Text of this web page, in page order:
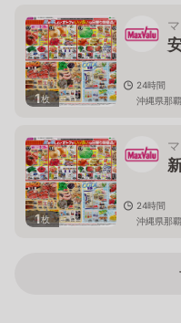
1枚
24時間
沖縄県那
1枚
24時間
沖縄県那